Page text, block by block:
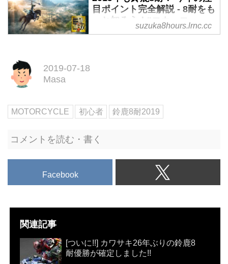
ペーン】が実施される。定員に達
し次第終了となるので今すぐ申し
目ポイント完全解説 - 8耐をも
っと知ろう！"コカ・コー
ラ"鈴鹿8耐 特設サイト
をまるっとご紹介！はじめての人
も待ちわびたファンもまずはこち
suzuka8hours.lrnc.cc
2019-07-18
Masa
MOTORCYCLE 初心者 鈴鹿8耐2019
コメントを読む・書く
Facebook
関連記事
[ついに!!] カワサキ26年ぶりの鈴鹿8
耐優勝が確定しました!!